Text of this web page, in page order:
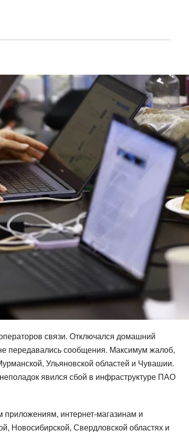
связи. Отключался домашний
передавались сообщения. Максимум жалоб,
Ульяновской областей и Чувашии.
явился сбой в инфраструктуре ПАО
приложениям, интернет-магазинам и
Новосибирской, Свердловской областях и